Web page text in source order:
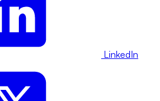
LinkedIn